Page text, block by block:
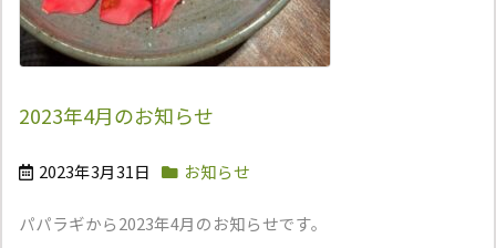
2023年4月のお知らせ
2023年3月31日 お知らせ
パパラギから2023年4月のお知らせです。